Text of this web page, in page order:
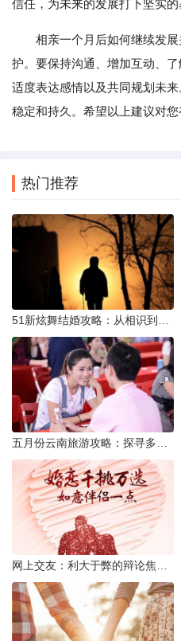
信任，为未来的发展打下坚实的
相亲一个月后如何继续发
护。要保持沟通、增加互动、了
适度表达感情以及共同规划未
稳定和持久。希望以上建议对您
热门推荐